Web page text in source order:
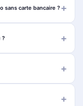
sans carte bancaire ?
?